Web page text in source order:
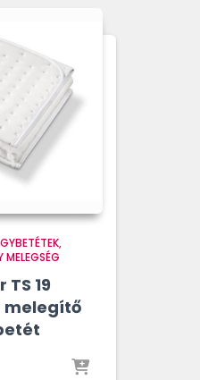
MELEGSÉG
TS 19
melegítő